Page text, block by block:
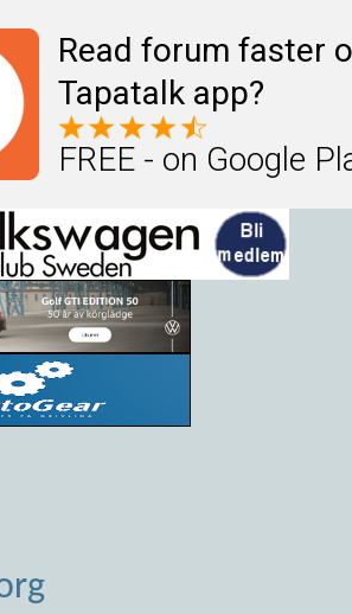
Read forum faster
Tapatalk app?
FREE - on Google